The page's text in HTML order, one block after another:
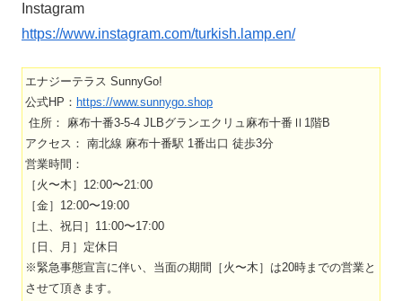
Instagram
https://www.instagram.com/turkish.lamp.en/
エナジーテラス SunnyGo!
公式HP： https://www.sunnygo.shop
住所： 麻布十番3-5-4 JLBグランエクリュ麻布十番Ⅱ1階B
アクセス： 南北線 麻布十番駅 1番出口 徒歩3分
営業時間：
［火〜木］12:00〜21:00
［金］12:00〜19:00
［土、祝日］11:00〜17:00
［日、月］定休日
※緊急事態宣言に伴い、当面の期間［火〜木］は20時までの営業と
させて頂きます。